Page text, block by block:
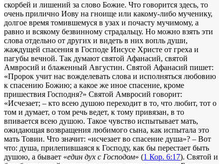
скорбей и лишений за слово Божие. Что говорится здесь, то
очень прилично Иову на гноище или какому-либо мученику,
долгое время томившемуся в узах и почасту мучимому, а
равно и всякому безвинному страдальцу. Но можно взять эти
слова отдельно от других и видеть в них вопль души,
жаждущей спасения в Господе Иисусе Христе от греха и
пагубы вечной. Так думают святой Афанасий, святой
Амвросий и блаженный Августин. Святой Афанасий пишет:
«Пророк учит нас вожделевать слова и исполняться любовию
к спасению Божию; а какое же иное спасение, кроме
пришествия Господня?» Святой Амвросий говорит:
«Исчезает; – кто всею душою переходит в то, что любит, тот о
том и думает, о том речь ведет, к тому привязан, в то
впивается всею душою. Такое чувство испытывает мать,
ожидающая возвращения любимого сына, как испытала это
мать Товии. Что значит: «исчезает во спасение душа»? – Вот
что: душа, прилепившаяся к Господу, как бы перестает быть
душою, а бывает «един дух с Господом» (1 Кор. 6:17). Святой и